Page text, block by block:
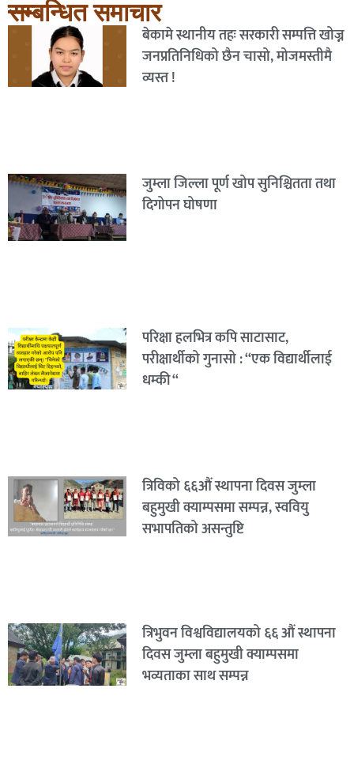
सम्बन्धित समाचार
बेकामे स्थानीय तहः सरकारी सम्पत्ति खोज्न
जनप्रतिनिधिको छैन चासो, मोजमस्तीमै
व्यस्त !
जुम्ला जिल्ला पूर्ण खोप सुनिश्चितता तथा
दिगोपन घोषणा
परिक्षा हलभित्र कपि साटासाट,
परीक्षार्थीको गुनासो : “एक विद्यार्थीलाई
धम्की “
त्रिविको ६६औं स्थापना दिवस जुम्ला
बहुमुखी क्याम्पसमा सम्पन्न, स्ववियु
सभापतिको असन्तुष्टि
त्रिभुवन विश्वविद्यालयको ६६ औं स्थापना
दिवस जुम्ला बहुमुखी क्याम्पसमा
भव्यताका साथ सम्पन्न